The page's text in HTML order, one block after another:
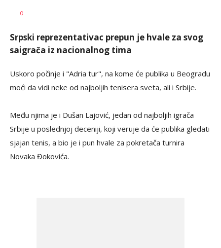
AUTOR
0
Srpski reprezentativac prepun je hvale za svog
saigrača iz nacionalnog tima
Uskoro počinje i "Adria tur", na kome će publika u Beogradu
moći da vidi neke od najboljih tenisera sveta, ali i Srbije.
Među njima je i Dušan Lajović, jedan od najboljih igrača
Srbije u poslednjoj deceniji, koji veruje da će publika gledati
sjajan tenis, a bio je i pun hvale za pokretača turnira
Novaka Đokovića.